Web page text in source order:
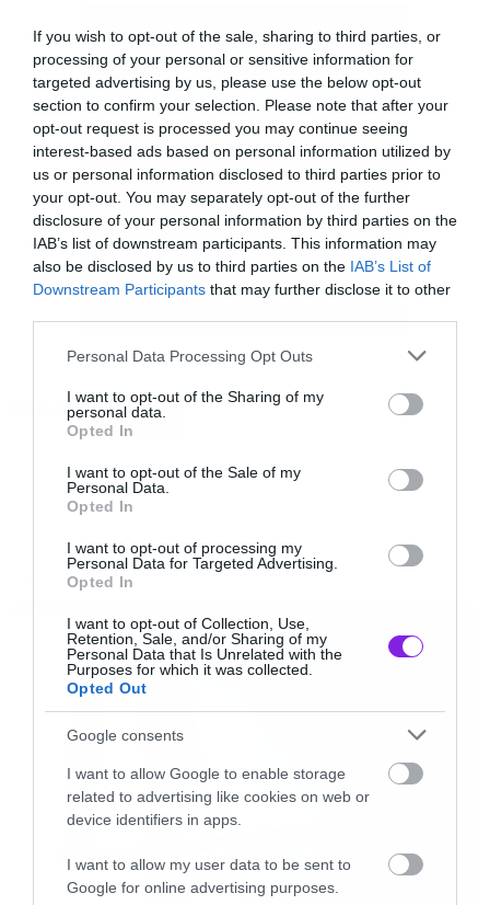
If you wish to opt-out of the sale, sharing to third parties, or
processing of your personal or sensitive information for
targeted advertising by us, please use the below opt-out
section to confirm your selection. Please note that after your
opt-out request is processed you may continue seeing
interest-based ads based on personal information utilized by
us or personal information disclosed to third parties prior to
your opt-out. You may separately opt-out of the further
disclosure of your personal information by third parties on the
IAB’s list of downstream participants. This information may
also be disclosed by us to third parties on the IAB’s List of
Downstream Participants that may further disclose it to other
Please note that this website/app uses one or more Google
not limited to your visit or usage behaviour. You may click to
grant or deny consent to Google and its third-party tags to
use your data for below specified purposes in below Google
consent section.
Personal Data Processing Opt Outs
I want to opt-out of the Sharing of my
personal data.
Opted In
I want to opt-out of the Sale of my
Personal Data.
Opted In
I want to opt-out of processing my
Personal Data for Targeted Advertising.
Opted In
I want to opt-out of Collection, Use,
Retention, Sale, and/or Sharing of my
Personal Data that Is Unrelated with the
Purposes for which it was collected.
Opted Out
Google consents
I want to allow Google to enable storage
related to advertising like cookies on web or
device identifiers in apps.
I want to allow my user data to be sent to
Google for online advertising purposes.
Σύμφωνα λοιπόν με το Hollywood Reporter, η
Paramount προχωρά στην κινηματογραφική
μεταφορά του Baywatch, ενώ έχει μία πρώτη
συμφωνία με τον Dwayne Johnson για να
αναλάβει καθήκοντα ναυαγοσώστη.
Ο Justin Malen θα γράψει το σενάριο ενώ τη
σκηνοθεσία έχουν αναλάβει οι Sean Anders και
John Morris (We’re the Millers, Horrible Bosses
Ακόμα δεν έχει γίνει γνωστό αν θα επιστρέψει,
έστω και με μικρό ρόλο κάποιος από τους
πρωταγωνιστές της σειράς.
BAYWATCH
MOVIES AND TV